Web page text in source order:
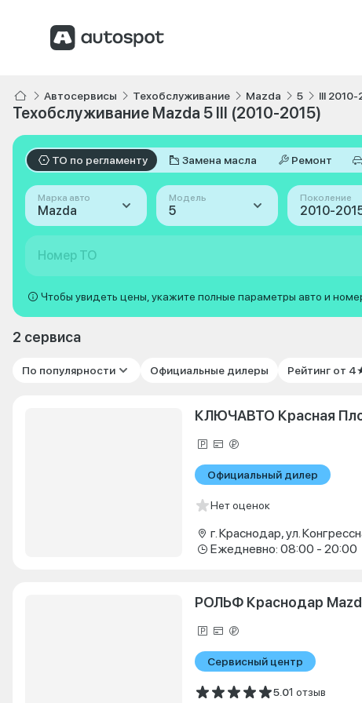
Автосервисы Техобслуживание Mazda 5 III 2010-
Техобслуживание Mazda 5 III (2010-2015)
ТО по регламенту Замена масла Ремонт
Марка авто
Mazda
Модель
5
Поколение
Номер ТО
Чтобы увидеть цены, укажите полные параметры авто и
2 сервиса
По популярности Официальные дилеры Рейтинг от
КЛЮЧАВТО Красная
Официальный дилер
Нет оценок
г. Краснодар, ул.
Ежедневно: 08:00 - 20:00
РОЛЬФ Краснодар
Сервисный центр
5.01 отзыв